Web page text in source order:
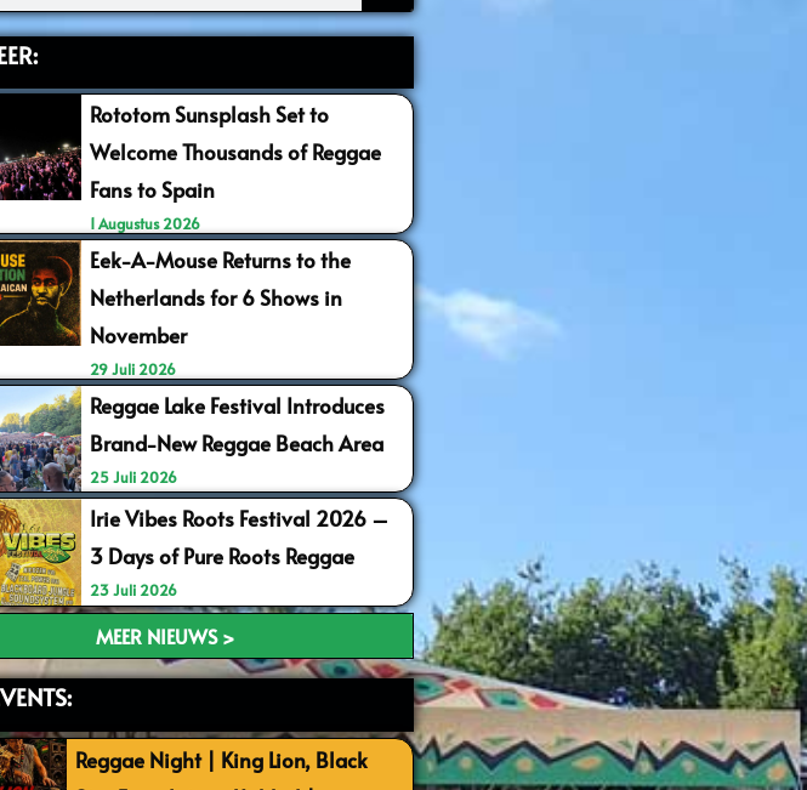
Rototom Sunsplash Set to
Welcome Thousands of Reggae
Fans to Spain
1 Augustus 2026
Eek-A-Mouse Returns to the
Netherlands for 6 Shows in
November
29 Juli 2026
Reggae Lake Festival Introduces
Brand-New Reggae Beach Area
25 Juli 2026
Irie Vibes Roots Festival 2026 –
3 Days of Pure Roots Reggae
23 Juli 2026
MEER NIEUWS >
Reggae Night | King Lion, Black